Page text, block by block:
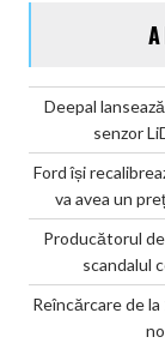
Deepal
senzor
Ford își
va avea un
Producătorul
scandalul
Reîncărcare de